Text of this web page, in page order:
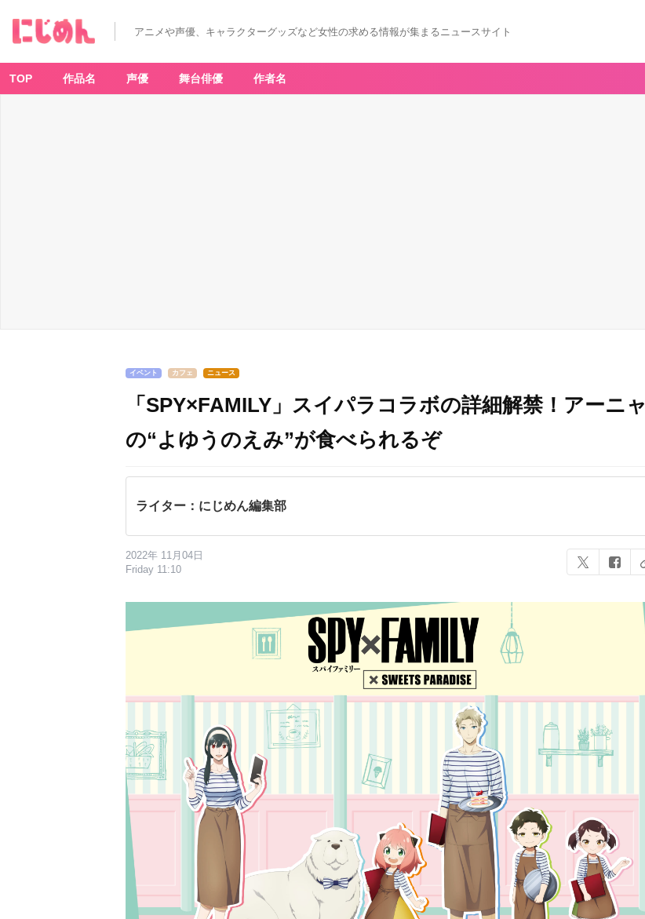
アニメや声優、キャラクターグッズなど女性の求める情報が集まるニュースサイト
TOP 作品名 声優 舞台俳優 作者名
イベント カフェ ニュース
「SPY×FAMILY」スイパラコラボの詳細解禁！アーニャ
の“よゆうのえみ”が食べられるぞ
ライター：にじめん編集部
2022年 11月04日
Friday 11:10